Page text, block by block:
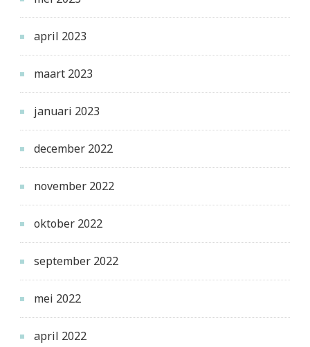
april 2023
maart 2023
januari 2023
december 2022
november 2022
oktober 2022
september 2022
mei 2022
april 2022